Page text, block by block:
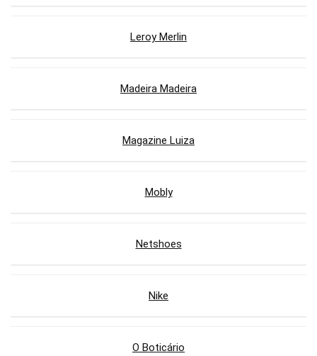
Leroy Merlin
Madeira Madeira
Magazine Luiza
Mobly
Netshoes
Nike
O Boticário